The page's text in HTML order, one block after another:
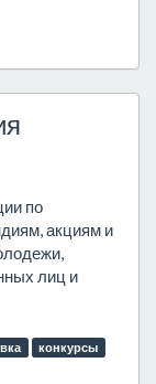
по
акциям и
лиц и
конкурсы